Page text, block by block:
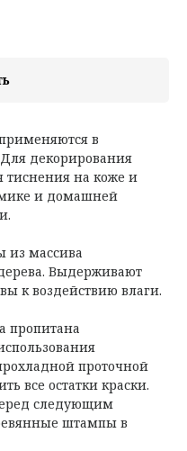
в
декорирования
тиснения на коже и
и домашней
из массива
Выдерживают
к воздействию влаги.
пропитана
проточной
все остатки краски.
следующим
штампы в